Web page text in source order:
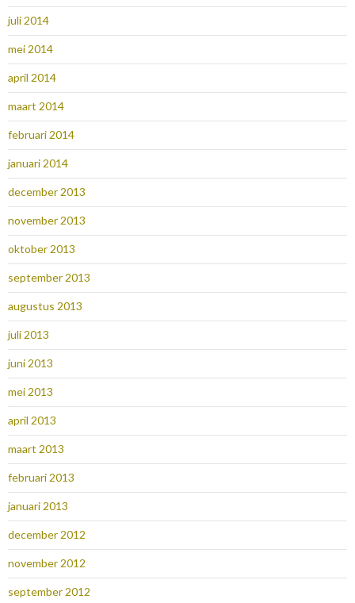
juli 2014
mei 2014
april 2014
maart 2014
februari 2014
januari 2014
december 2013
november 2013
oktober 2013
september 2013
augustus 2013
juli 2013
juni 2013
mei 2013
april 2013
maart 2013
februari 2013
januari 2013
december 2012
november 2012
september 2012